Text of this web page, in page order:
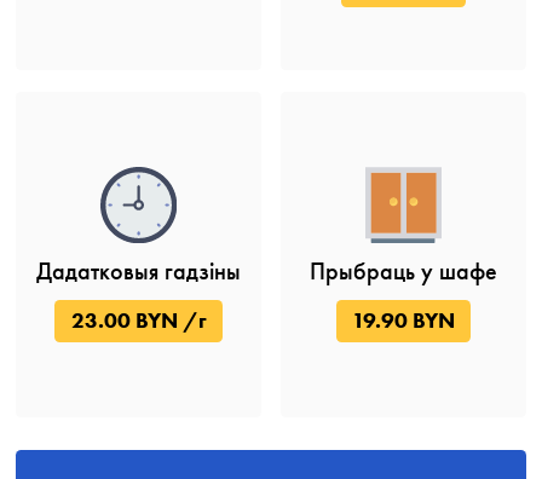
Дадатковыя гадзіны
23.00 BYN /г
Прыбраць у шафе
19.90 BYN